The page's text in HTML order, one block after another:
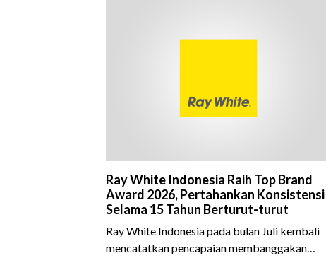
Ray White Indonesia Raih Top Brand
Award 2026, Pertahankan Konsistensi
Selama 15 Tahun Berturut-turut
Ray White Indonesia pada bulan Juli kembali
mencatatkan pencapaian membanggakan